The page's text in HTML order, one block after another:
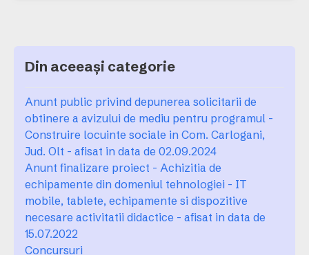
Din aceeași categorie
Anunt public privind depunerea solicitarii de
obtinere a avizului de mediu pentru programul -
Construire locuinte sociale in Com. Carlogani,
Jud. Olt - afisat in data de 02.09.2024
Anunt finalizare proiect - Achizitia de
echipamente din domeniul tehnologiei - IT
mobile, tablete, echipamente si dispozitive
necesare activitatii didactice - afisat in data de
15.07.2022
Concursuri